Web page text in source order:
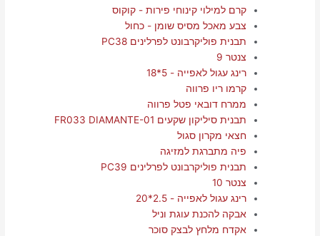
קרם למילוי קינוחי פירות - קוקוס
צבע מאכל מסיס שומן - כחול
תבנית פוליקרבונט לפרלינים PC38
צנטר 9
רינג עגול לאפייה - 5*18
קרמו ריו פרווה
ממרח דובאי פטל פרווה
תבנית סיליקון שקעים FR033 DIAMANTE-01
חצאי מקרון סגול
פיה מתברגת למזיגה
תבנית פוליקרבונט לפרלינים PC39
צנטר 10
רינג עגול לאפייה - 2.5*20
אבקה להכנת עוגת וניל
אקדח מלחץ לבצק סוכר